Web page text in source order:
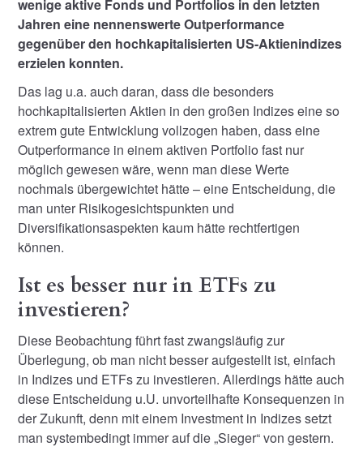
wenige aktive Fonds und Portfolios in den letzten
Jahren eine nennenswerte Outperformance
gegenüber den hochkapitalisierten US-Aktienindizes
erzielen konnten.
Das lag u.a. auch daran, dass die besonders
hochkapitalisierten Aktien in den großen Indizes eine so
extrem gute Entwicklung vollzogen haben, dass eine
Outperformance in einem aktiven Portfolio fast nur
möglich gewesen wäre, wenn man diese Werte
nochmals übergewichtet hätte – eine Entscheidung, die
man unter Risikogesichtspunkten und
Diversifikationsaspekten kaum hätte rechtfertigen
können.
Ist es besser nur in ETFs zu
investieren?
Diese Beobachtung führt fast zwangsläufig zur
Überlegung, ob man nicht besser aufgestellt ist, einfach
in Indizes und ETFs zu investieren. Allerdings hätte auch
diese Entscheidung u.U. unvorteilhafte Konsequenzen in
der Zukunft, denn mit einem Investment in Indizes setzt
man systembedingt immer auf die „Sieger“ von gestern.